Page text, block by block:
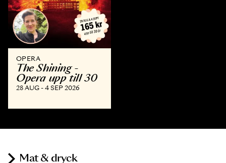
OPERA
The Shining -
Opera upp till 30
28 AUG - 4 SEP 2026
Mat & dryck